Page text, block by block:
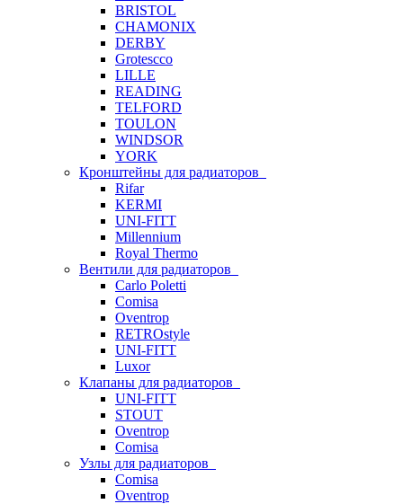
BRISTOL
CHAMONIX
DERBY
Grotescco
LILLE
READING
TELFORD
TOULON
WINDSOR
YORK
Кронштейны для радиаторов
Rifar
KERMI
UNI-FITT
Millennium
Royal Thermo
Вентили для радиаторов
Carlo Poletti
Comisa
Oventrop
RETROstyle
UNI-FITT
Luxor
Клапаны для радиаторов
UNI-FITT
STOUT
Oventrop
Comisa
Узлы для радиаторов
Comisa
Oventrop